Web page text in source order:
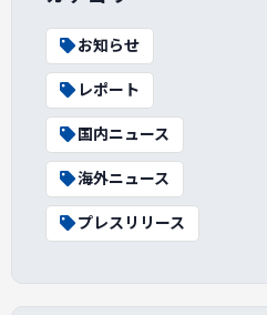
お知らせ
レポート
国内ニュース
海外ニュース
プレスリリース